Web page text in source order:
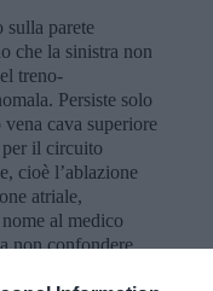
sulla parete
che la sinistra non
treno-
Persiste solo
cava superiore
per il circuito
cioè l’ablazione
atriale,
al medico
non confondere
di aiuti per il